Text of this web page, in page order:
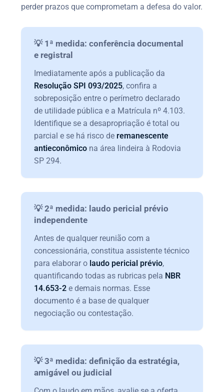
perder prazos que comprometam a defesa do valor.
💡 1ª medida: conferência documental
e registral
Imediatamente após a publicação da
Resolução SPI 093/2025, confira a
sobreposição entre o perímetro declarado
de utilidade pública e a Matrícula nº 4.103.
Identifique se a desapropriação é total ou
parcial e se há risco de remanescente
antieconômico na área lindeira à Rodovia
SP 294.
💡 2ª medida: laudo pericial prévio
independente
Antes de qualquer reunião com a
concessionária, constitua assistente técnico
para elaborar o laudo pericial prévio,
quantificando todas as rubricas pela NBR
14.653-2 e demais normas. Esse
documento é a base de qualquer
negociação ou contestação.
💡 3ª medida: definição da estratégia,
amigável ou judicial